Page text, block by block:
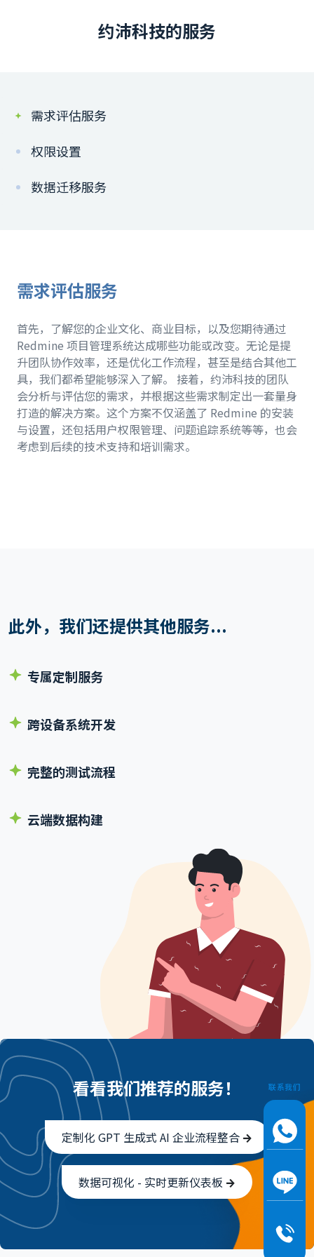
约沛科技的服务
需求评估服务
权限设置
数据迁移服务
需求评估服务
首先，了解您的企业文化、商业目标，以及您期待通过
Redmine 项目管理系统达成哪些功能或改变。无论是提
升团队协作效率，还是优化工作流程，甚至是结合其他工
具，我们都希望能够深入了解。 接着，约沛科技的团队
会分析与评估您的需求，并根据这些需求制定出一套量身
打造的解决方案。这个方案不仅涵盖了 Redmine 的安装
与设置，还包括用户权限管理、问题追踪系统等等，也会
考虑到后续的技术支持和培训需求。
此外，我们还提供其他服务...
专属定制服务
跨设备系统开发
完整的测试流程
云端数据构建
看看我们推荐的服务！
定制化 GPT 生成式 AI 企业流程整合
数据可视化 - 实时更新仪表板
联系我们